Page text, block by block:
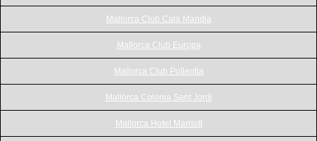
Mallorca Club Cala Mandia
Mallorca Club Europa
Mallorca Club Pollentia
Mallorca Colonia Sant Jordi
Mallorca Hotel Marriott